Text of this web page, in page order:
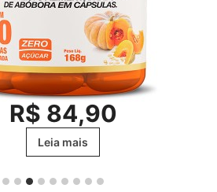
R$84,90
Leia mais